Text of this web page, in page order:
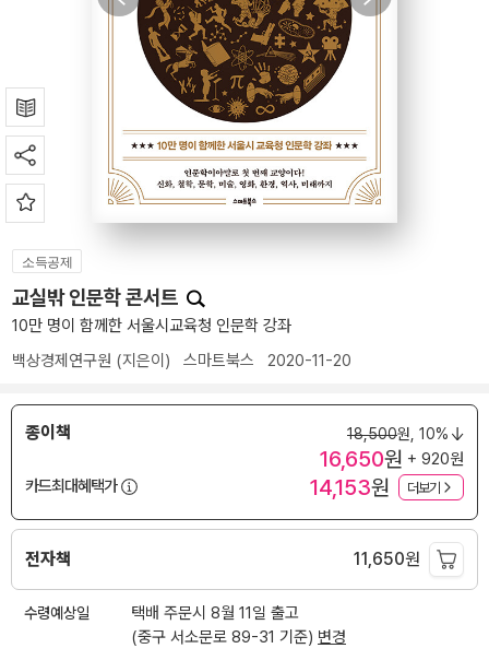
소득공제
교실밖 인문학 콘서트
10만 명이 함께한 서울시교육청 인문학 강좌
백상경제연구원 (지은이) 스마트북스 2020-11-20
종이책 18,500원, 10%
16,650원 + 920원
카드최대혜택가
14,153원 더보기
전자책 11,650원
수령예상일
택배 주문시 8월 11일 출고
(중구 서소문로 89-31 기준) 변경